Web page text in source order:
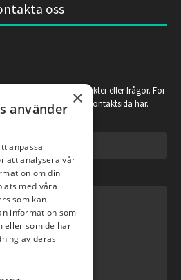
oss
ni har några synpunkter eller frågor. För
se vår kontaktsida här.
×
använder
anpassa
att analysera vår
om din
med våra
som kan
information som
eller som de har
av deras